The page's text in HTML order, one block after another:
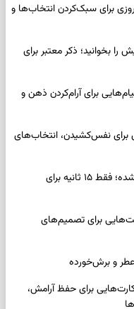
امروز جمعه ۱۶ مرداد ۱۴۰۵ | روزی برای سبک‌کردن انتخاب‌ها و
بخوانید؛ ذکر معتبر برای
امروز جمعه ۱۶ مرداد ۱۴۰۵ | پیام‌هایی برای آرام‌کردن ذهن و
جمعه ۱۶ مرداد ۱۴۰۵ | روزی برای نفس‌کشیدن، انتخاب‌های
بازی فکری | تکه پیتزا میان سبزیجات قایم شده؛ فقط ۱۵ ثانیه برای
امروز پنجشنبه ۱۵ مرداد ۱۴۰۵ | نیت‌هایی برای تصمیم‌های
و برش‌خورده
امروز پنجشنبه ۱۵ مرداد ۱۴۰۵ | کارت‌هایی برای حفظ آرامش،